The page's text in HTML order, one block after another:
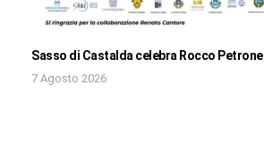
Sasso di Castalda celebra Rocco Petrone
7 Agosto 2026